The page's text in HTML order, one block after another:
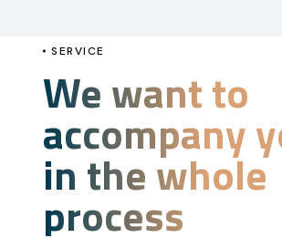
SERVICE
We want to
accompany
in the whole
process